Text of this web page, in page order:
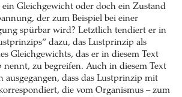
ein Gleichgewicht oder doch ein Zustand
der zum Beispiel bei einer
spürbar wird? Letztlich tendiert er in
dazu, das Lustprinzip als
Gleichgewichts, das er in diesem Text
zu begreifen. Auch in diesem Text
ausgegangen, dass das Lustprinzip mit
die vom Organismus – zum